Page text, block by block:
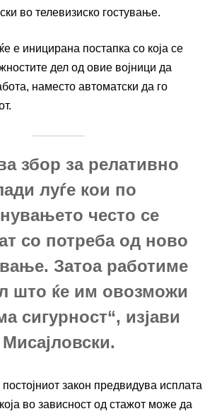
во телевизиско гостување.
е иницирана постапка со која се
дел од овие војници да
наместо автоматски да го
збор за релативно
луѓе кои по
често се
со потреба од ново
Затоа работиме
што ќе им овозможи
сигурност“, изјави
Мисајловски.
постојниот закон предвидува исплата
во зависност од стажот може да